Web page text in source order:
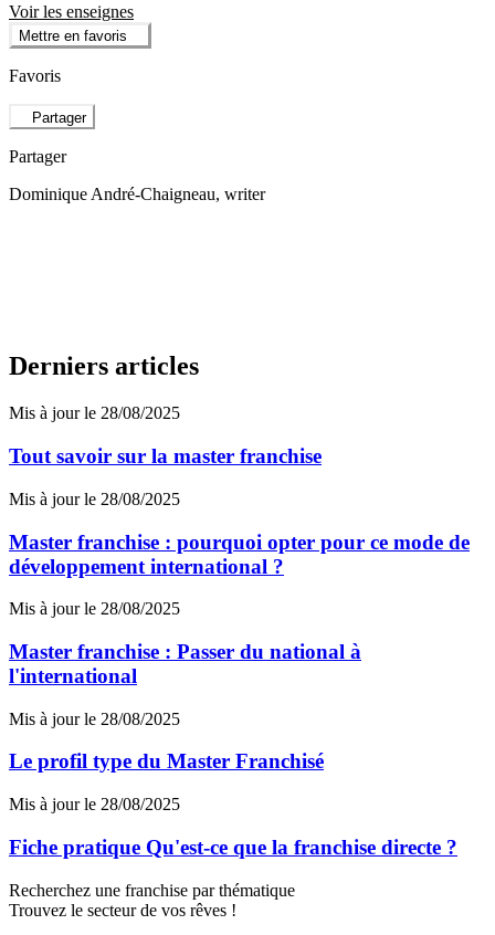
Voir les enseignes
Mettre en favoris
Favoris
Partager
Partager
Dominique André-Chaigneau, writer
Derniers articles
Mis à jour le 28/08/2025
Tout savoir sur la master franchise
Mis à jour le 28/08/2025
Master franchise : pourquoi opter pour ce mode de
développement international ?
Mis à jour le 28/08/2025
Master franchise : Passer du national à
l'international
Mis à jour le 28/08/2025
Le profil type du Master Franchisé
Mis à jour le 28/08/2025
Fiche pratique Qu'est-ce que la franchise directe ?
Recherchez une franchise par thématique
Trouvez le secteur de vos rêves !